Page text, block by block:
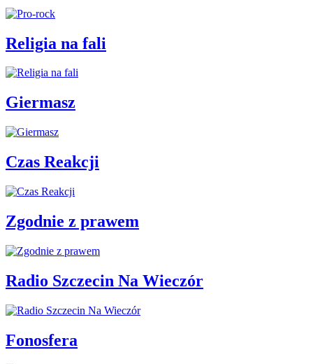
Religia na fali
Giermasz
Czas Reakcji
Zgodnie z prawem
Radio Szczecin Na Wieczór
Fonosfera